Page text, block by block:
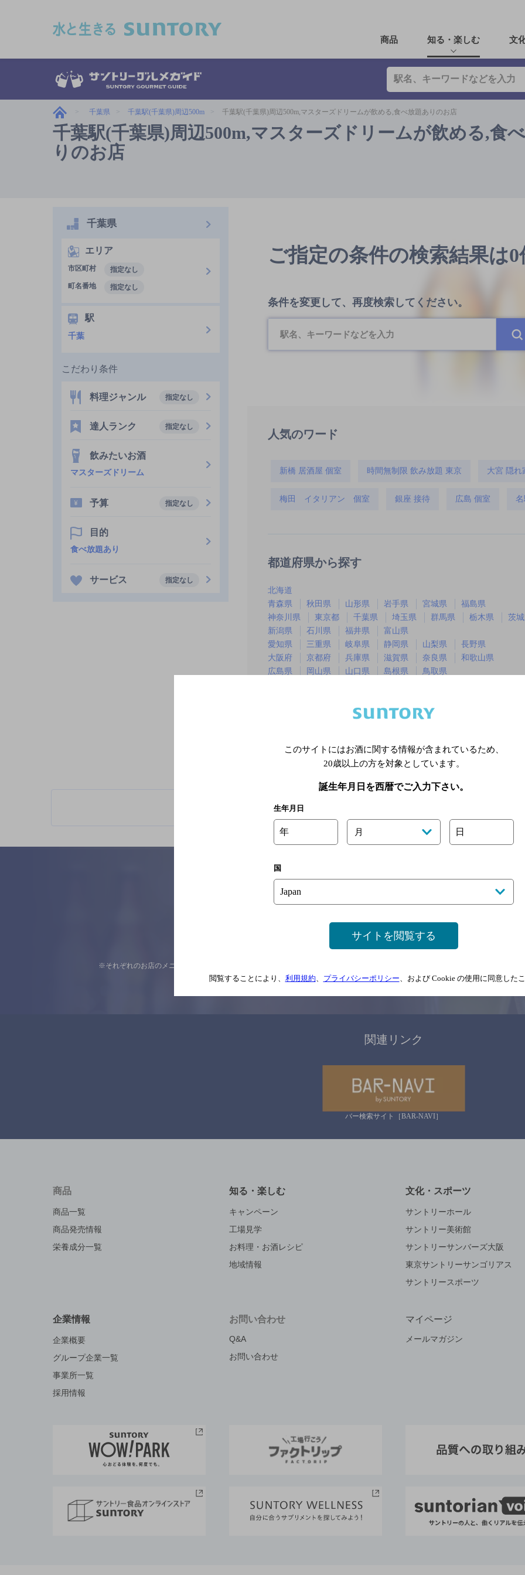
商品 知る・楽しむ 文
千葉県 千葉駅(千葉県)周辺500m 千葉駅(千葉県)周辺500m,マスターズドリームが飲める,食べ放題ありのお店
千葉駅(千葉県)周辺500m,マスターズドリームが飲める,食
りのお店
ご指定の条件の検索結果は0
条件を変更して、再度検索してください。
人気のワード
新橋 居酒屋 個室 時間無制限 飲み放題 東京 大宮 隠れ
梅田 イタリアン 個室 銀座 接待 広島 個室
都道府県から探す
北海道
青森県
秋田県 山形県 岩手県 宮城県
福島県
神奈川県
東京都 千葉県 埼玉県 群馬県 栃木県
茨
新潟県
石川県 福井県
富山県
愛知県
三重県 岐阜県 静岡県 山梨県
長野県
大阪府
京都府 兵庫県 滋賀県 奈良県
和歌山県
広島県
岡山県 山口県 島根県
鳥取県
※店舗によりハイボール取り扱い銘
千葉県
エリア
市区町村
指定なし
町名番地
指定なし
駅
千葉
こだわり条件
料理ジャンル 指定なし
達人ランク 指定なし
飲みたいお酒
マスターズドリーム
予算 指定なし
目的
食べ放題あり
サービス 指定なし
ご意見・ご感想
※それぞれのお店のメニューや営業時間などの掲載情報については、 念のためお店にご確
関連リンク
バー検索サイト［BAR-NAVI］
商品
商品一覧
商品発売情報
栄養成分一覧
知る・楽しむ
キャンペーン
工場見学
お料理・お酒レシピ
地域情報
文化・スポーツ
サントリーホール
サントリー美術館
サントリーサンバーズ大阪
東京サントリーサンゴリアス
サントリースポーツ
企業情報
企業概要
グループ企業一覧
事業所一覧
採用情報
お問い合わせ
Q&A
お問い合わせ
マイページ
メールマガジン
このサイトにはお酒に関する情報が含まれているため、
20歳以上の方を対象としています。
誕生年月日を西暦でご入力下さい。
生年月日
年 月 日
国
サイトを閲覧する
閲覧することにより、 利用規約、 プライバシーポリシー、および Cookie の使用に同意した